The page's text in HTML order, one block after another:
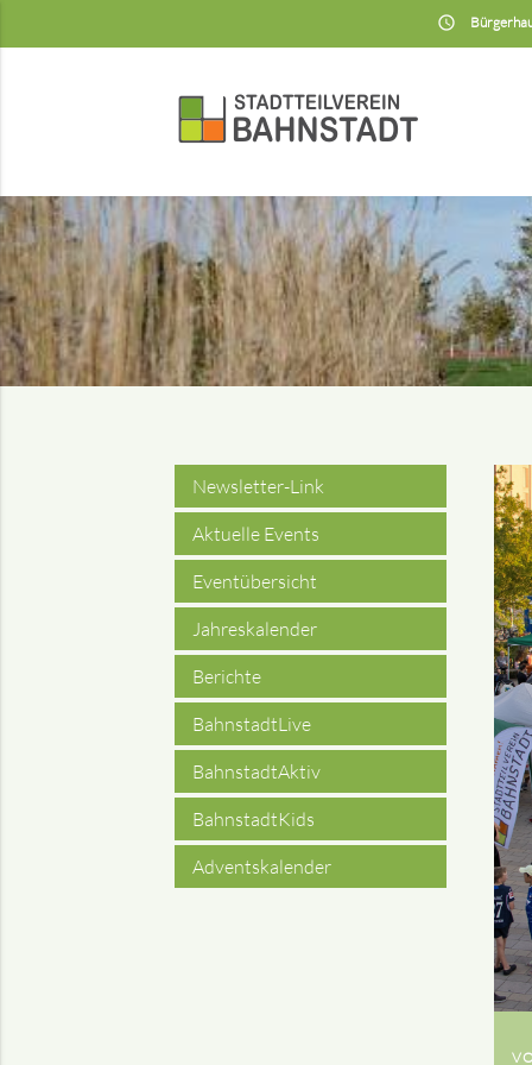
insert_schedule
Newsletter-Link
Aktuelle Events
Eventübersicht
Jahreskalender
Berichte
BahnstadtLive
BahnstadtAktiv
BahnstadtKids
Adventskalender